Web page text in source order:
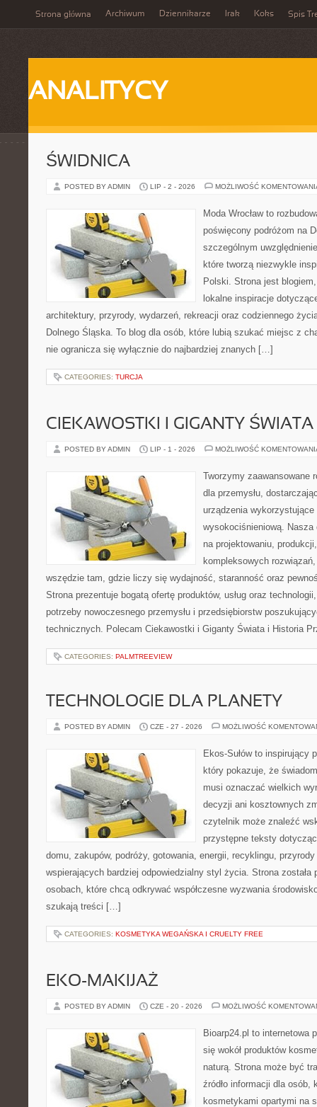
Strona główna Archiwum Dziennikarze Irak Koks Spis
ANALITYCY
ŚWIDNICA
POSTED BY ADMIN LIP - 2 - 2026 MOŻLIWOŚĆ
Moda Wrocław to
poświęcony podróżom na
szczególnym
które tworzą niezwykle
Polski. Strona jest
lokalne inspiracje
architektury, przyrody, wydarzeń, rekreacji oraz codziennego
Dolnego Śląska. To blog dla osób, które lubią szukać miejsc z
nie ogranicza się wyłącznie do najbardziej znanych […]
CATEGORIES: TURCJA
CIEKAWOSTKI I GIGANTY ŚWIATA
POSTED BY ADMIN LIP - 1 - 2026 MOŻLIWOŚĆ
Tworzymy zaawansowane
dla przemysłu,
urządzenia wykorzystujące
wysokociśnieniową. Nasza
na projektowaniu,
kompleksowych
wszędzie tam, gdzie liczy się wydajność, staranność oraz
Strona prezentuje bogatą ofertę produktów, usług oraz
potrzeby nowoczesnego przemysłu i przedsiębiorstw
technicznych. Polecam Ciekawostki i Giganty Świata i Historia
CATEGORIES: PALMTREEVIEW
TECHNOLOGIE DLA PLANETY
POSTED BY ADMIN CZE - 27 - 2026 MOŻLIWOŚĆ
Ekos-Sułów to inspirujący
który pokazuje, że
musi oznaczać wielkich
decyzji ani kosztownych
czytelnik może znaleźć
przystępne teksty
domu, zakupów, podróży, gotowania, energii, recyklingu,
wspierających bardziej odpowiedzialny styl życia. Strona została
osobach, które chcą odkrywać współczesne wyzwania
szukają treści […]
CATEGORIES: KOSMETYKA WEGAŃSKA I CRUELTY FREE
EKO-MAKIJAŻ
POSTED BY ADMIN CZE - 20 - 2026 MOŻLIWOŚĆ
Bioarp24.pl to internetowa
się wokół produktów
naturą. Strona może być
źródło informacji dla osób,
kosmetykami opartymi na